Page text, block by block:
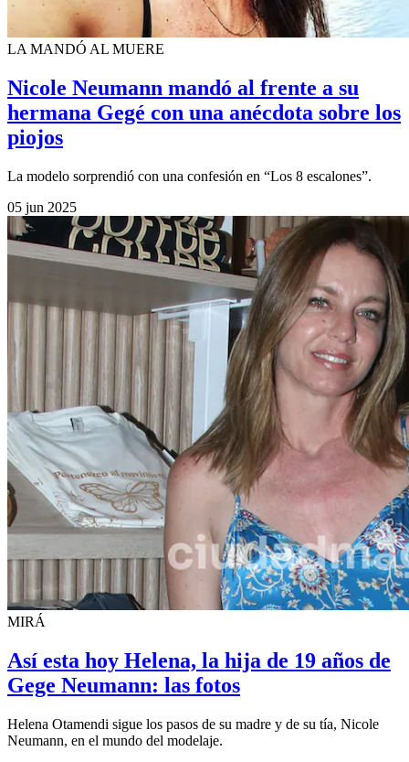
LA MANDÓ AL MUERE
Nicole Neumann mandó al frente a su
hermana Gegé con una anécdota sobre los
piojos
La modelo sorprendió con una confesión en “Los 8 escalones”.
05 jun 2025
MIRÁ
Así esta hoy Helena, la hija de 19 años de
Gege Neumann: las fotos
Helena Otamendi sigue los pasos de su madre y de su tía, Nicole
Neumann, en el mundo del modelaje.